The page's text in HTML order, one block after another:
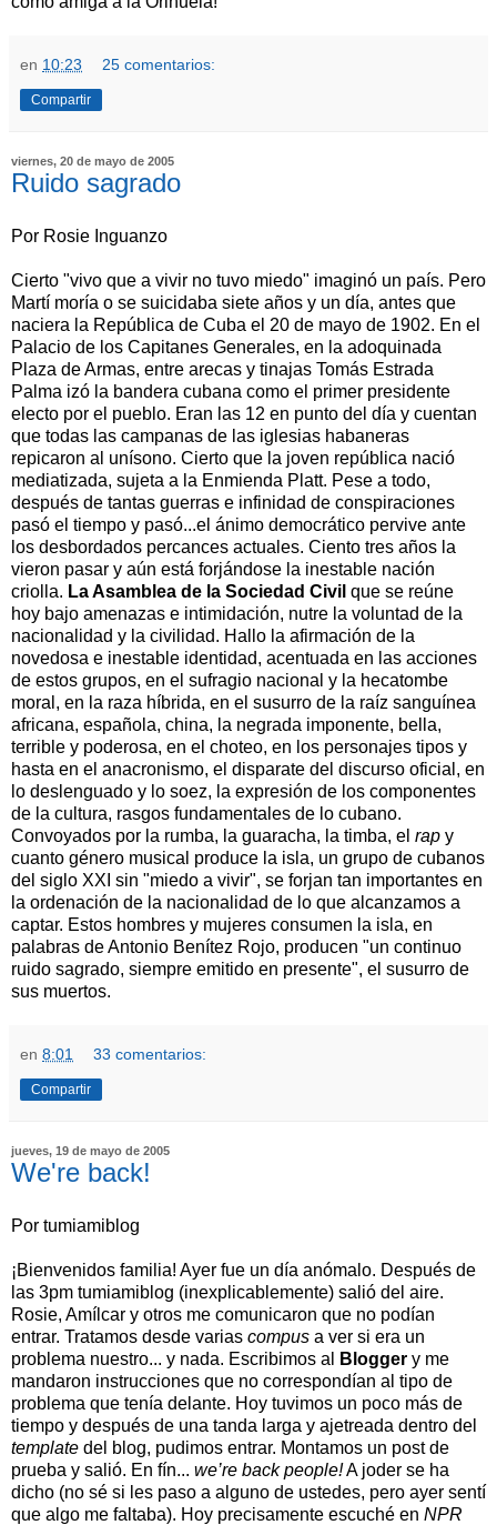
en 10:23 25 comentarios:
Compartir
viernes, 20 de mayo de 2005
Ruido sagrado
Por Rosie Inguanzo
Cierto "vivo que a vivir no tuvo miedo" imaginó un país. Pero
Martí moría o se suicidaba siete años y un día, antes que
naciera la República de Cuba el 20 de mayo de 1902. En el
Palacio de los Capitanes Generales, en la adoquinada
Plaza de Armas, entre arecas y tinajas Tomás Estrada
Palma izó la bandera cubana como el primer presidente
electo por el pueblo. Eran las 12 en punto del día y cuentan
que todas las campanas de las iglesias habaneras
repicaron al unísono. Cierto que la joven república nació
mediatizada, sujeta a la Enmienda Platt. Pese a todo,
después de tantas guerras e infinidad de conspiraciones
pasó el tiempo y pasó...el ánimo democrático pervive ante
los desbordados percances actuales. Ciento tres años la
vieron pasar y aún está forjándose la inestable nación
criolla. La Asamblea de la Sociedad Civil que se reúne
hoy bajo amenazas e intimidación, nutre la voluntad de la
nacionalidad y la civilidad. Hallo la afirmación de la
novedosa e inestable identidad, acentuada en las acciones
de estos grupos, en el sufragio nacional y la hecatombe
moral, en la raza híbrida, en el susurro de la raíz sanguínea
africana, española, china, la negrada imponente, bella,
terrible y poderosa, en el choteo, en los personajes tipos y
hasta en el anacronismo, el disparate del discurso oficial, en
lo deslenguado y lo soez, la expresión de los componentes
de la cultura, rasgos fundamentales de lo cubano.
Convoyados por la rumba, la guaracha, la timba, el rap y
cuanto género musical produce la isla, un grupo de cubanos
del siglo XXI sin "miedo a vivir", se forjan tan importantes en
la ordenación de la nacionalidad de lo que alcanzamos a
captar. Estos hombres y mujeres consumen la isla, en
palabras de Antonio Benítez Rojo, producen "un continuo
ruido sagrado, siempre emitido en presente", el susurro de
sus muertos.
en 8:01 33 comentarios:
Compartir
jueves, 19 de mayo de 2005
We're back!
Por tumiamiblog
¡Bienvenidos familia! Ayer fue un día anómalo. Después de
las 3pm tumiamiblog (inexplicablemente) salió del aire.
Rosie, Amílcar y otros me comunicaron que no podían
entrar. Tratamos desde varias compus a ver si era un
problema nuestro... y nada. Escribimos al
Blogger y me
mandaron instrucciones que no correspondían al tipo de
problema que tenía delante. Hoy tuvimos un poco más de
tiempo y después de una tanda larga y ajetreada dentro del
template del blog, pudimos entrar. Montamos un post de
prueba y salió. En fín... we’re back people!A joder se ha
dicho (no sé si les paso a alguno de ustedes, pero ayer sentí
que algo me faltaba). Hoy precisamente escuché en NPR